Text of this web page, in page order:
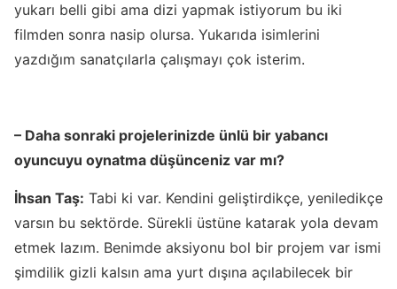
yukarı belli gibi ama dizi yapmak istiyorum bu iki
filmden sonra nasip olursa. Yukarıda isimlerini
yazdığım sanatçılarla çalışmayı çok isterim.
– Daha sonraki projelerinizde ünlü bir yabancı
oyuncuyu oynatma düşünceniz var mı?
İhsan Taş: Tabi ki var. Kendini geliştirdikçe, yeniledikçe
varsın bu sektörde. Sürekli üstüne katarak yola devam
etmek lazım. Benimde aksiyonu bol bir projem var ismi
şimdilik gizli kalsın ama yurt dışına açılabilecek bir